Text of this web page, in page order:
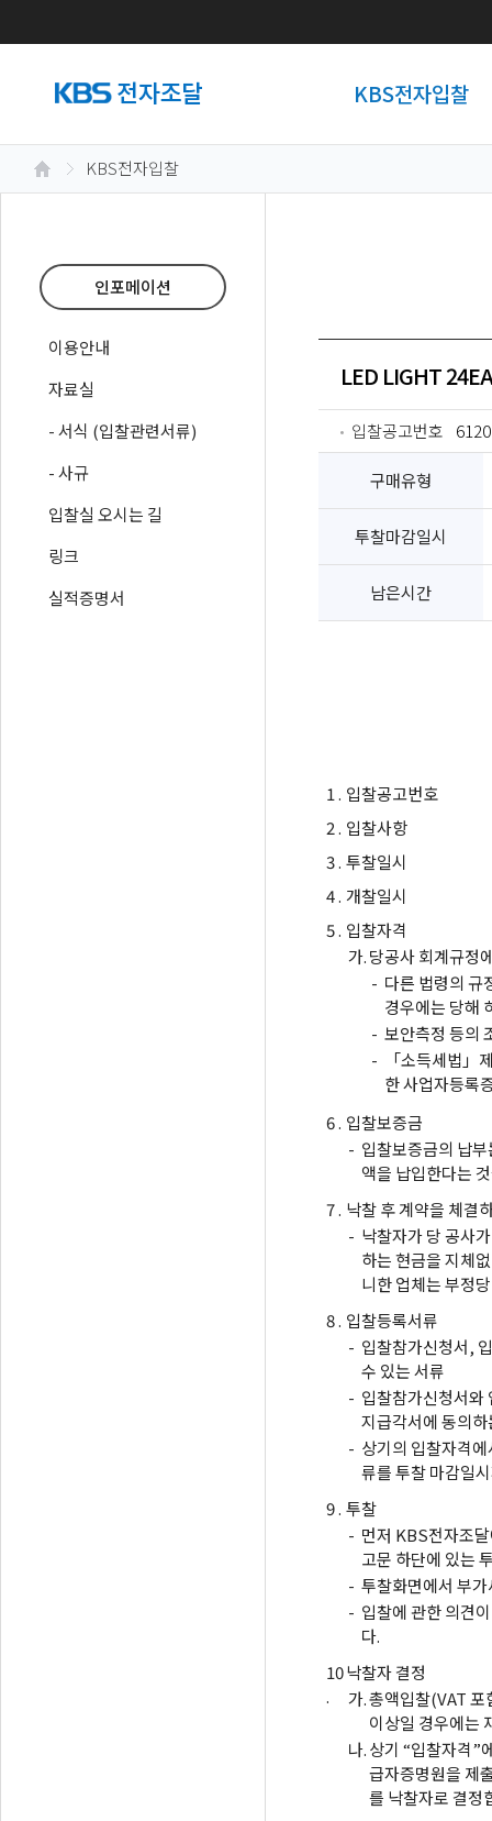
KBS전자입찰
KBS전자입찰
인포메이션
이용안내
자료실
- 서식 (입찰관련서류)
- 사규
입찰실 오시는 길
링크
실적증명서
LED LIGHT
입찰공고번호
구매유형
투찰마감일시
남은시간
1 . 입찰공고번호
2 . 입찰사항
3 . 투찰일시
4 . 개찰일시
5 . 입찰자격
가.당공사 회계규정
- 다른 법령의 규
경우에는 당해
- 보안측정 등의
-
「소득세법」
한 사업자등록
6 . 입찰보증금
- 입찰보증금의 납
액을 납입한다는
7 . 낙찰 후 계약을 체결
- 낙찰자가 당 공사
하는 현금을 지체
니한 업체는 부정
8 . 입찰등록서류
- 입찰참가신청서,
수 있는 서류
- 입찰참가신청서와
지급각서에 동의
- 상기의 입찰자격
류를 투찰 마감일
9 . 투찰
- 먼저 KBS전자조
고문 하단에 있는
- 투찰화면에서 부
- 입찰에 관한 의견
다.
10
.
낙찰자 결정
가.총액입찰(VAT 포
이상일 경우에는
나.상기 “입찰자격”
급자증명원을 제
를 낙찰자로 결정